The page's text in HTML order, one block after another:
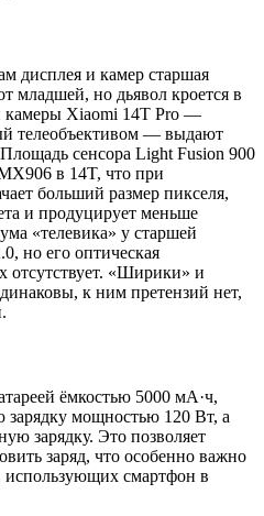
дисплея и камер старшая
младшей, но дьявол кроется в
камеры Xiaomi 14T Pro —
телеобъективом — выдают
сенсора Light Fusion 900
в 14T, что при
больший размер пикселя,
и продуцирует меньше
«телевика» у старшей
но его оптическая
отсутствует. «Ширики» и
к ним претензий нет,
ёмкостью 5000 мА·ч,
мощностью 120 Вт, а
зарядку. Это позволяет
заряд, что особенно важно
использующих смартфон в